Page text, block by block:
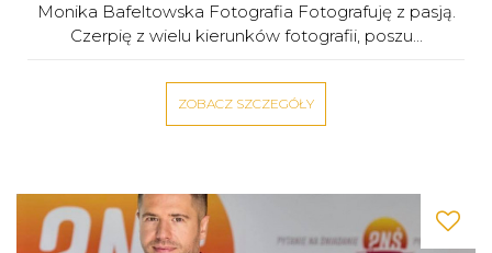
Monika Bafeltowska Fotografia Fotografuję z pasją.
Czerpię z wielu kierunków fotografii, poszu...
ZOBACZ SZCZEGÓŁY